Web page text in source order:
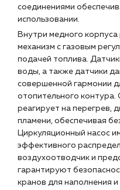
соединениями
использовании.
Внутри медного
механизм с газовым
подачей топлива.
воды, а также датчики
совершенной гармонии
отопительного контура.
реагирует на перегрев,
пламени, обеспечивая
Циркуляционный насос
эффективного
воздухоотводчик и
гарантируют
кранов для наполнения и